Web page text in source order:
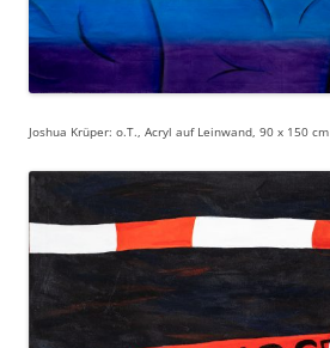
Joshua Krüper: o.T., Acryl auf Leinwand, 90 x 150 cm